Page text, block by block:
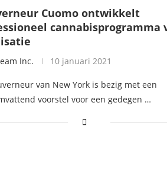
Cuomo ontwikkelt
cannabisprogramma
Inc. 10 januari 2021
van New York is bezig met een
voorstel voor een gedegen …